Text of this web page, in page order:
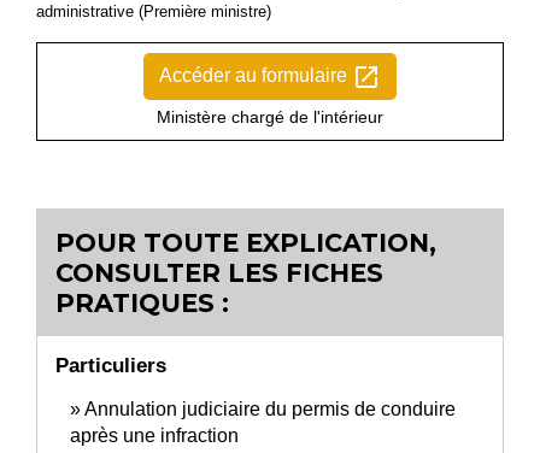
administrative (Première ministre)
Accéder au formulaire open_in_new
Ministère chargé de l'intérieur
POUR TOUTE EXPLICATION,
CONSULTER LES FICHES
PRATIQUES :
Particuliers
Annulation judiciaire du permis de conduire
après une infraction